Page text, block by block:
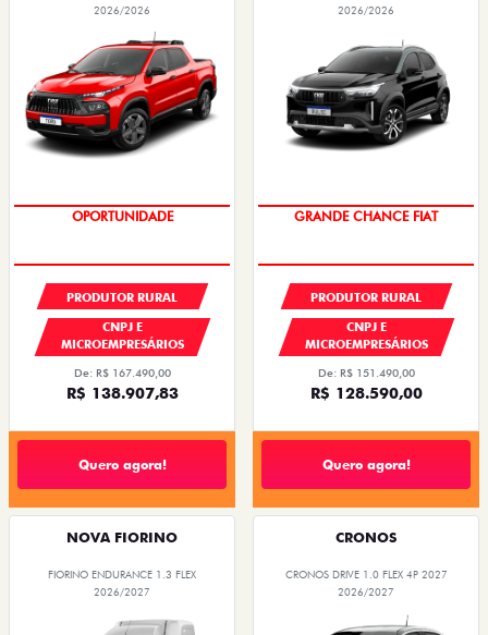
2026/2026
GRANDE CHANCE FIAT
PRODUTOR RURAL
CNPJ E
MICROEMPRESÁRIOS
De: R$ 167.490,00
R$ 138.907,83
Quero agora!
2026/2026
OPORTUNIDADE
PRODUTOR RURAL
CNPJ E
MICROEMPRESÁRIOS
De: R$ 151.490,00
R$ 128.590,00
Quero agora!
NOVA FIORINO
FIORINO ENDURANCE 1.3 FLEX
2026/2027
CRONOS
CRONOS DRIVE 1.0 FLEX 4P 2027
2026/2027